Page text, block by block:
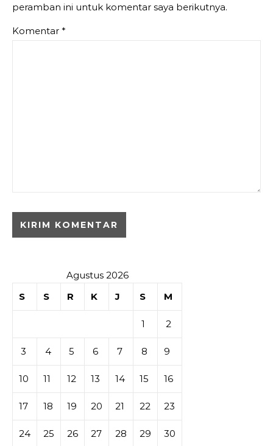
peramban ini untuk komentar saya berikutnya.
Komentar *
Agustus 2026
S
S R K J S M
1 2
3 4 5 6 7 8 9
10 11 12 13 14 15 16
17 18 19 20 21 22 23
24 25 26 27 28 29 30